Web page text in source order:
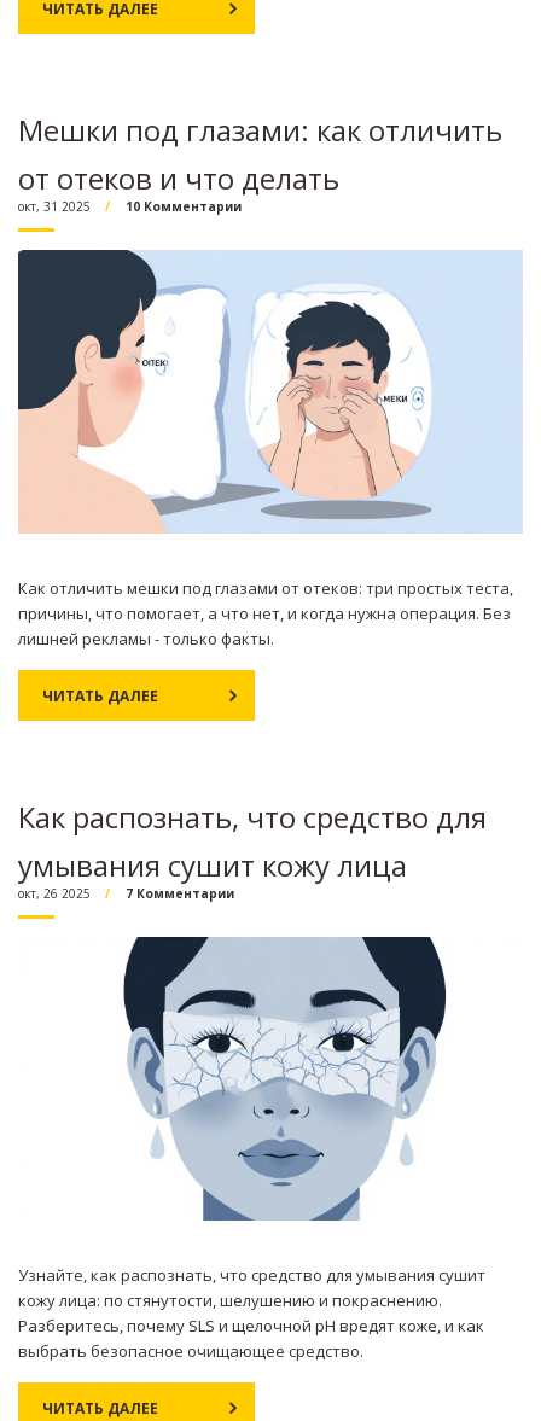
ЧИТАТЬ ДАЛЕЕ
Мешки под глазами: как отличить
от отеков и что делать
окт, 31 2025 10 Комментарии
Как отличить мешки под глазами от отеков: три простых теста,
причины, что помогает, а что нет, и когда нужна операция. Без
лишней рекламы - только факты.
ЧИТАТЬ ДАЛЕЕ
Как распознать, что средство для
умывания сушит кожу лица
окт, 26 2025 7 Комментарии
Узнайте, как распознать, что средство для умывания сушит
кожу лица: по стянутости, шелушению и покраснению.
Разберитесь, почему SLS и щелочной pH вредят коже, и как
выбрать безопасное очищающее средство.
ЧИТАТЬ ДАЛЕЕ